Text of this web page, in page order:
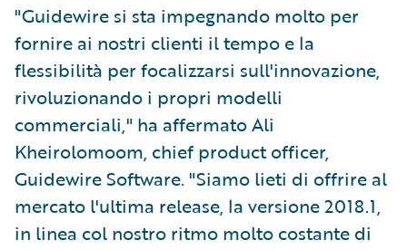
"Guidewire si sta impegnando molto per
fornire ai nostri clienti il tempo e la
flessibilità per focalizzarsi sull'innovazione,
rivoluzionando i propri modelli
commerciali," ha affermato Ali
Kheirolomoom, chief product officer,
Guidewire Software. "Siamo lieti di offrire al
mercato l'ultima release, la versione 2018.1,
in linea col nostro ritmo molto costante di